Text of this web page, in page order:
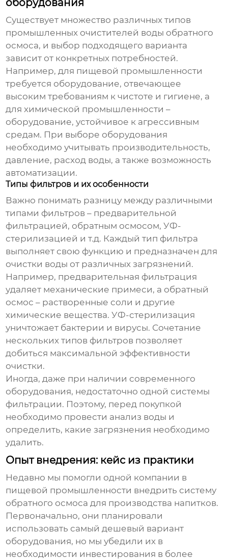
оборудования
Существует множество различных типов
промышленных очистителей воды обратного
осмоса, и выбор подходящего варианта
зависит от конкретных потребностей.
Например, для пищевой промышленности
требуется оборудование, отвечающее
высоким требованиям к чистоте и гигиене, а
для химической промышленности –
оборудование, устойчивое к агрессивным
средам. При выборе оборудования
необходимо учитывать производительность,
давление, расход воды, а также возможность
автоматизации.
Типы фильтров и их особенности
Важно понимать разницу между различными
типами фильтров – предварительной
фильтрацией, обратным осмосом, УФ-
стерилизацией и т.д. Каждый тип фильтра
выполняет свою функцию и предназначен для
очистки воды от различных загрязнений.
Например, предварительная фильтрация
удаляет механические примеси, а обратный
осмос – растворенные соли и другие
химические вещества. УФ-стерилизация
уничтожает бактерии и вирусы. Сочетание
нескольких типов фильтров позволяет
добиться максимальной эффективности
очистки.
Иногда, даже при наличии современного
оборудования, недостаточно одной системы
фильтрации. Поэтому, перед покупкой
необходимо провести анализ воды и
определить, какие загрязнения необходимо
удалить.
Опыт внедрения: кейс из практики
Недавно мы помогли одной компании в
пищевой промышленности внедрить систему
обратного осмоса для производства напитков.
Первоначально, они планировали
использовать самый дешевый вариант
оборудования, но мы убедили их в
необходимости инвестирования в более